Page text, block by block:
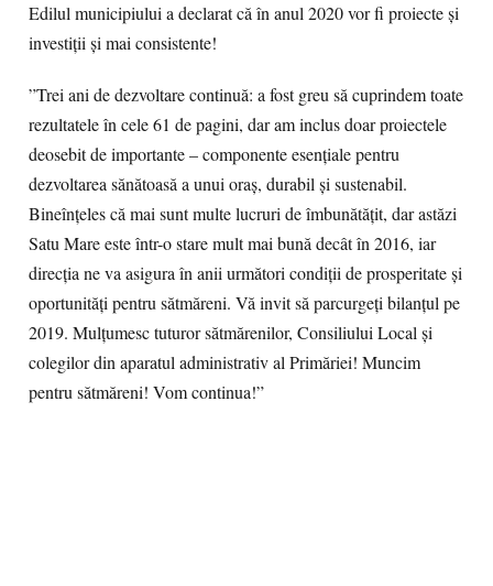
Edilul municipiului a declarat că în anul 2020 vor fi proiecte și
investiții și mai consistente!
”Trei ani de dezvoltare continuă: a fost greu să cuprindem toate
rezultatele în cele 61 de pagini, dar am inclus doar proiectele
deosebit de importante – componente esențiale pentru
dezvoltarea sănătoasă a unui oraș, durabil și sustenabil.
Bineînțeles că mai sunt multe lucruri de îmbunătățit, dar astăzi
Satu Mare este într-o stare mult mai bună decât în 2016, iar
direcția ne va asigura în anii următori condiții de prosperitate și
oportunități pentru sătmăreni. Vă invit săparcurgeți bilanțul pe
2019. Mulțumesc tuturor sătmărenilor, Consiliului Local și
colegilor din aparatul administrativ al Primăriei! Muncim
pentru sătmăreni! Vom continua!”